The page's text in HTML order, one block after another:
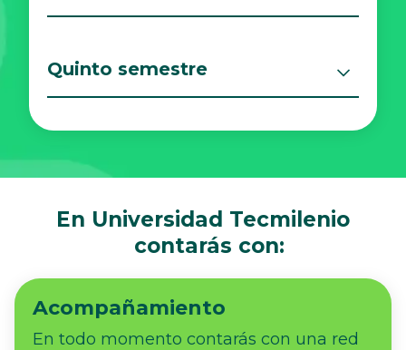
Quinto semestre
En Universidad Tecmilenio
contarás con:
Acompañamiento
En todo momento contarás con una red